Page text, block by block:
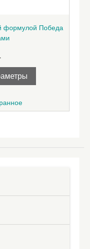
формулой Победа
вариаций.